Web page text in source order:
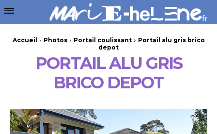
Accueil Photos Portail coulissant
Portail alu gris brico
depot
PORTAIL ALU GRIS
BRICO DEPOT